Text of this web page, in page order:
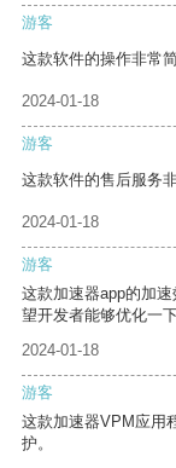
游客
这款软件的操作非常
2024-01-18
游客
这款软件的售后服务
2024-01-18
游客
这款加速器app的加
望开发者能够优化一下
2024-01-18
游客
这款加速器VPM应用
护。